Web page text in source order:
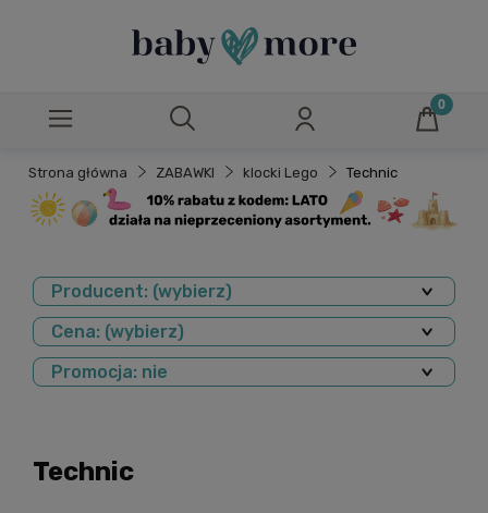
Strona główna ZABAWKI klocki Lego Technic
Producent: (wybierz)
Cena: (wybierz)
Promocja: nie
Technic